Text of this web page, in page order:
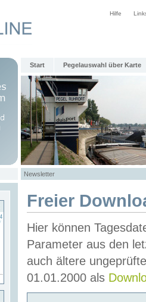
Hilfe
Start Pegelauswahl über Karte
Newsletter
Freier
Hier können
Parameter aus den
auch ältere
01.01.2000 als